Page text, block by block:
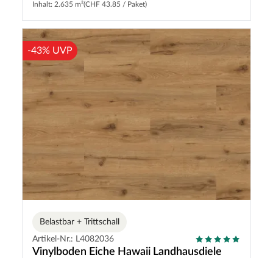
Inhalt: 2.635 m²(CHF 43.85 / Paket)
-43% UVP
Belastbar + Trittschall
Artikel-Nr.: L4082036
Vinylboden Eiche Hawaii Landhausdiele